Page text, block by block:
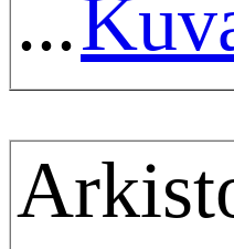
...